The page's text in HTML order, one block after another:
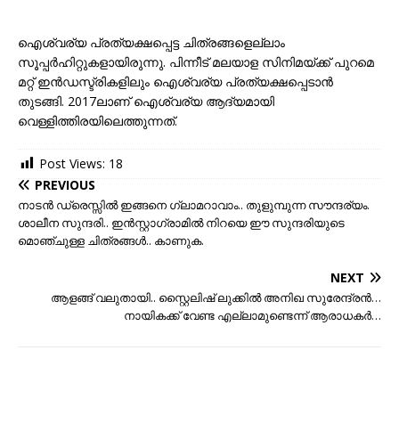
ഐശ്വര്യ പ്രത്യക്ഷപ്പെട്ട ചിത്രങ്ങളെല്ലാം
സൂപ്പർഹിറ്റുകളായിരുന്നു. പിന്നീട് മലയാള സിനിമയ്‌ക്ക് പുറമെ
മറ്റ് ഇൻഡസ്ട്രികളിലും ഐശ്വര്യ പ്രത്യക്ഷപ്പെടാൻ
തുടങ്ങി. 2017ലാണ് ഐശ്വര്യ ആദ്യമായി
വെള്ളിത്തിരയിലെത്തുന്നത്.
Post Views: 18
PREVIOUS
നാടന്‍ ഡ്രെസ്സില്‍ ഇങ്ങനെ ഗ്ലാമറാവാം.. തുളുമ്പുന്ന സൗന്ദര്യം.
ശാലീന സുന്ദരി.. ഇൻസ്റ്റാഗ്രാമിൽ നിറയെ ഈ സുന്ദരിയുടെ
മൊഞ്ചുള്ള ചിത്രങ്ങൾ.. കാണുക.
NEXT
ആളങ്ങ് വലുതായി.. സ്റ്റൈലിഷ് ലുക്കിൽ അനിഖ സുരേന്ദ്രൻ…
നായികക്ക് വേണ്ട എല്ലാമുണ്ടെന്ന് ആരാധകർ…